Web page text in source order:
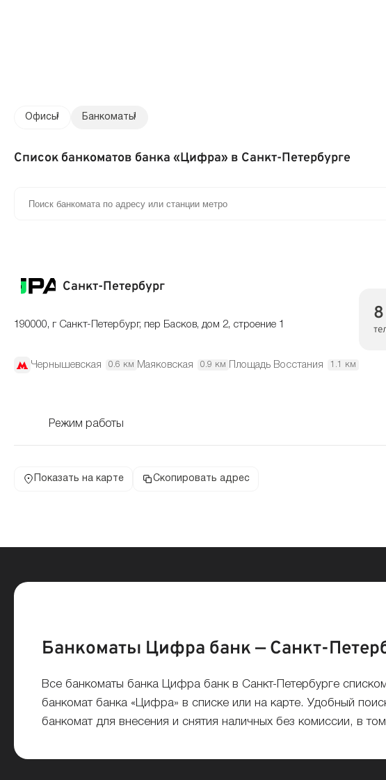
Офисы
1 Банкоматы
1
Список банкоматов банка «Цифра» в Санкт-Петербурге
Санкт-Петербург
190000, г Санкт-Петербург, пер Басков, дом 2, строение 1
Чернышевская 0.6 км Маяковская 0.9 км Площадь Восстания 1.1 км
Режим работы
Показать на карте Скопировать адрес
Банкоматы Цифра банк — Санкт-
Все банкоматы банка Цифра банк в Санкт-Петербурге
банкомат банка «Цифра» в списке или на карте. Удобный
банкомат для внесения и снятия наличных без комиссии, в